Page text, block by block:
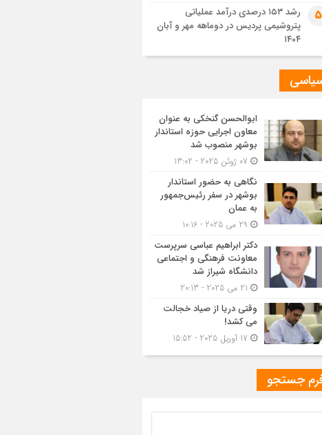
5
رشد ۱۵۳ درصدی درآمد عملیاتی
پتروشیمی پردیس در دوماهه مهر و آبان
۱۴۰۴
ابوالحسن گنخکی به عنوان
معاون اجرایی حوزه استاندار
بوشهر منصوب شد
نگاهی به حضور استاندار
بوشهر در سفر رئیس‌جمهور
به عمان
دکتر ابراهیم عباسی سرپرست
معاونت فرهنگی و اجتماعی
دانشگاه شیراز شد
وقتی دریا از صیاد خجالت
می کشد!
جستجو